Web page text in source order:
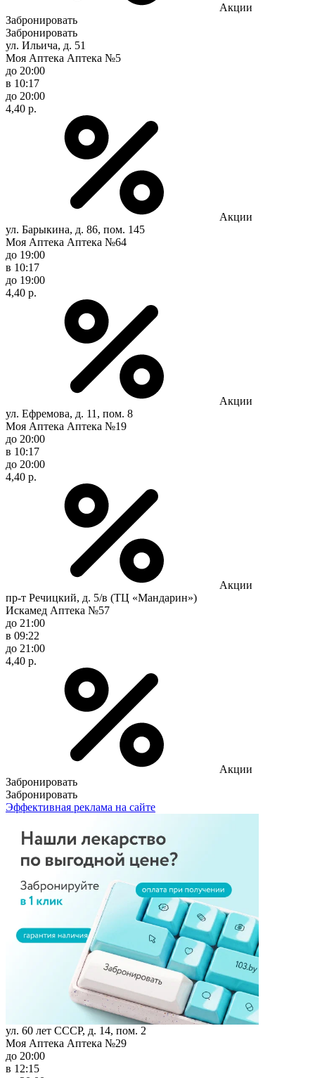
Акции
Забронировать
Забронировать
ул. Ильича, д. 51
Моя Аптека Аптека №5
до 20:00
в 10:17
до 20:00
4,40 р.
Акции
ул. Барыкина, д. 86, пом. 145
Моя Аптека Аптека №64
до 19:00
в 10:17
до 19:00
4,40 р.
Акции
ул. Ефремова, д. 11, пом. 8
Моя Аптека Аптека №19
до 20:00
в 10:17
до 20:00
4,40 р.
Акции
пр-т Речицкий, д. 5/в (ТЦ «Мандарин»)
Искамед Аптека №57
до 21:00
в 09:22
до 21:00
4,40 р.
Акции
Забронировать
Забронировать
Эффективная реклама на сайте
ул. 60 лет СССР, д. 14, пом. 2
Моя Аптека Аптека №29
до 20:00
в 12:15